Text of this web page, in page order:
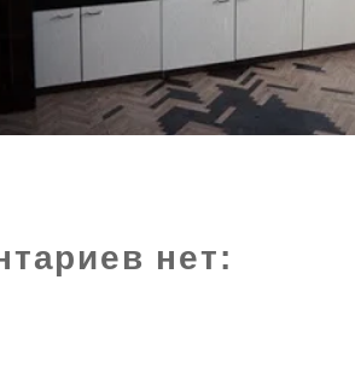
нет: